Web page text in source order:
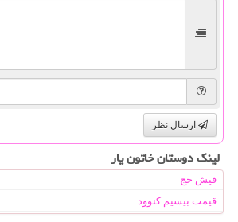
ارسال نظر
لینک دوستان خاتون یار
فیش حج
قیمت بیسیم کنوود